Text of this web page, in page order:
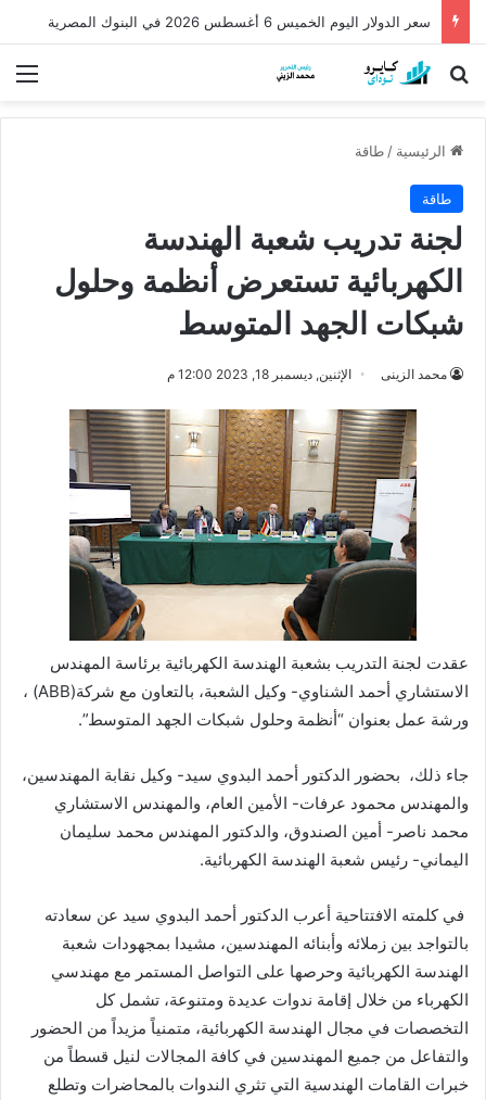
سعر الدولار اليوم الخميس 6 أغسطس 2026 في البنوك المصرية
بحث عن
الرئيسية / طاقة
طاقة
لجنة تدريب شعبة الهندسة
الكهربائية تستعرض أنظمة وحلول
شبكات الجهد المتوسط
محمد الزينى الإثنين, ديسمبر 18, 2023 12:00 م
عقدت لجنة التدريب بشعبة الهندسة الكهربائية برئاسة المهندس
الاستشاري أحمد الشناوي- وكيل الشعبة، بالتعاون مع شركة(ABB) ،
ورشة عمل بعنوان “أنظمة وحلول شبكات الجهد المتوسط”.
جاء ذلك، بحضور الدكتور أحمد البدوي سيد- وكيل نقابة المهندسين،
والمهندس محمود عرفات- الأمين العام، والمهندس الاستشاري
محمد ناصر- أمين الصندوق، والدكتور المهندس محمد سليمان
اليماني- رئيس شعبة الهندسة الكهربائية.
في كلمته الافتتاحية أعرب الدكتور أحمد البدوي سيد عن سعادته
بالتواجد بين زملائه وأبنائه المهندسين، مشيدا بمجهودات شعبة
الهندسة الكهربائية وحرصها على التواصل المستمر مع مهندسي
الكهرباء من خلال إقامة ندوات عديدة ومتنوعة، تشمل كل
التخصصات في مجال الهندسة الكهربائية، متمنياً مزيداً من الحضور
والتفاعل من جميع المهندسين في كافة المجالات لنيل قسطاً من
خبرات القامات الهندسية التي تثري الندوات بالمحاضرات وتطلع